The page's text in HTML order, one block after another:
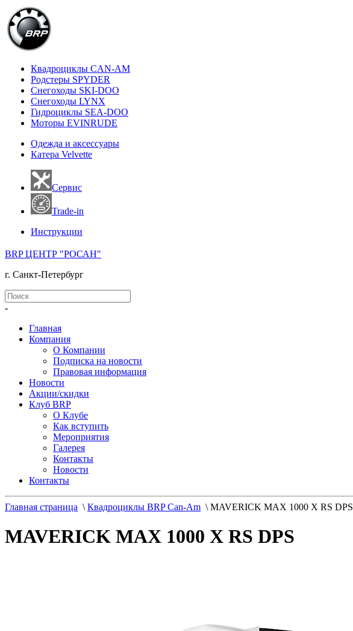
Квадроциклы CAN-AM
Родстеры SPYDER
Снегоходы SKI-DOO
Снегоходы LYNX
Гидроциклы SEA-DOO
Моторы EVINRUDE
Одежда и аксессуары
Катера Velvette
Сервис
Trade-in
Инструкции
BRP ЦЕНТР "РОСАН"
г. Санкт-Петербург
-
Главная
Компания
О Компании
Подписка на новости
Правовая информация
Новости
Акции/скидки
Клуб BRP
О Клубе
Как вступить
Мероприятия
Галерея
Контакты
Новости
Контакты
Главная страница \ Квадроциклы BRP Can-Am \ MAVERICK MAX 1000 X RS DPS
MAVERICK MAX 1000 X RS DPS